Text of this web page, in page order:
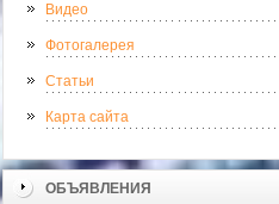
Видео
Фотогалерея
Статьи
Карта сайта
ОБЪЯВЛЕНИЯ